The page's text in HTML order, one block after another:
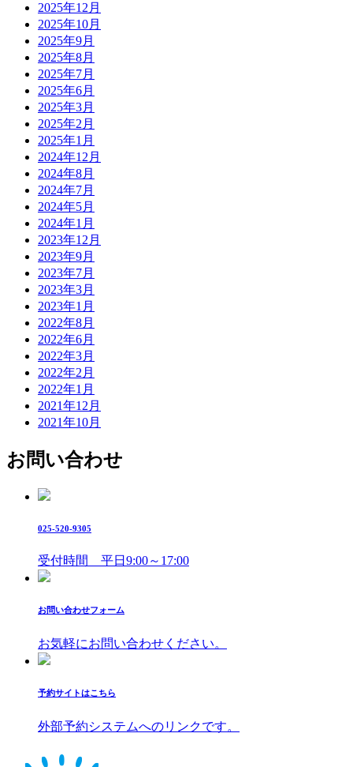
2025年12月
2025年10月
2025年9月
2025年8月
2025年7月
2025年6月
2025年3月
2025年2月
2025年1月
2024年12月
2024年8月
2024年7月
2024年5月
2024年1月
2023年12月
2023年9月
2023年7月
2023年3月
2023年1月
2022年8月
2022年6月
2022年3月
2022年2月
2022年1月
2021年12月
2021年10月
お問い合わせ
025-520-9305
受付時間 平日9:00～17:00
お問い合わせフォーム
お気軽にお問い合わせください。
予約サイトはこちら
外部予約システムへのリンクです。